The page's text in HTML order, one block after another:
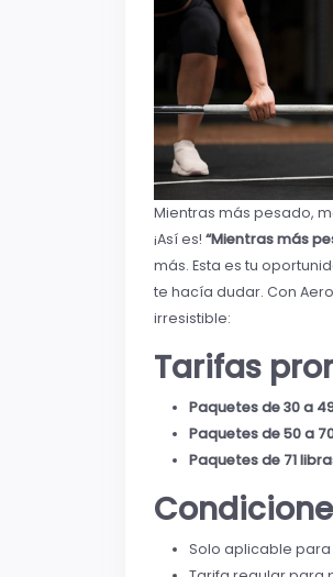
Mientras más pesado,
¡Así es! “Mientras más
más. Esta es tu
te hacía dudar. Con
irresistible:
Tarifas
Paquetes de 30 a
Paquetes de 50 a
Paquetes de 71
Solo aplicable